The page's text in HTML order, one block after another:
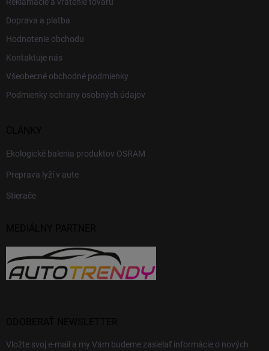
Reklamácie a vrátenie tovaru
Doprava a platba
Hodnotenie obchodu
Kontaktuje nás
Všeobecné obchodné podmienky
Podmienky ochrany osobných údajov
Ekologické balenia produktov OSRAM
Preprava lyží v aute
Stierače
Vložte svoj e-mail a my Vám budeme zasielať informácie o nových